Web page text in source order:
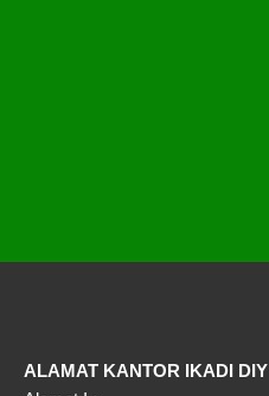
ALAMAT KANTOR IKADI DIY